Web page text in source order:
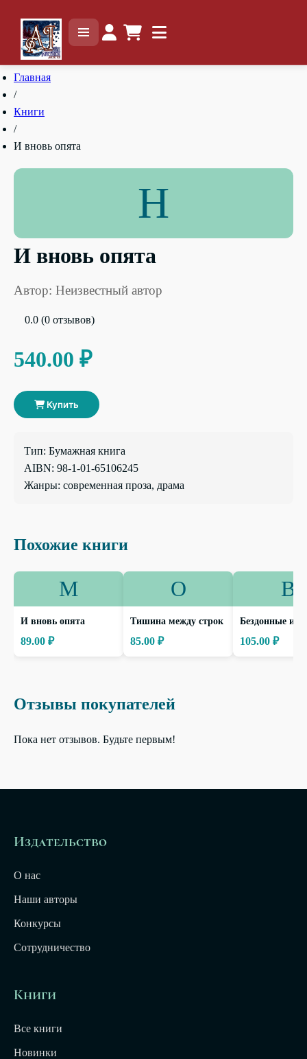
Главная
/
Книги
/
И вновь опята
Н
И вновь опята
Автор: Неизвестный автор
0.0 (0 отзывов)
540.00 ₽
Купить
Тип: Бумажная книга
AIBN: 98-1-01-65106245
Жанры: современная проза, драма
Похожие книги
М
И вновь опята
89.00 ₽
О
Тишина между строк
85.00 ₽
В
Бездонные
105.00 ₽
Отзывы покупателей
Пока нет отзывов. Будьте первым!
Издательство
О нас
Наши авторы
Конкурсы
Сотрудничество
Книги
Все книги
Новинки